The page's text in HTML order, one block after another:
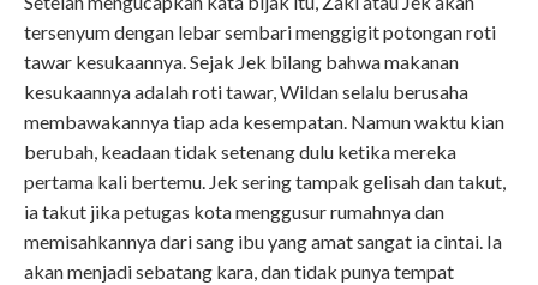
tersenyum dengan lebar sembari menggigit potongan roti
tawar kesukaannya. Sejak Jek bilang bahwa makanan
kesukaannya adalah roti tawar, Wildan selalu berusaha
membawakannya tiap ada kesempatan. Namun waktu kian
berubah, keadaan tidak setenang dulu ketika mereka
pertama kali bertemu. Jek sering tampak gelisah dan takut,
ia takut jika petugas kota menggusur rumahnya dan
memisahkannya dari sang ibu yang amat sangat ia cintai. Ia
akan menjadi sebatang kara, dan tidak punya tempat